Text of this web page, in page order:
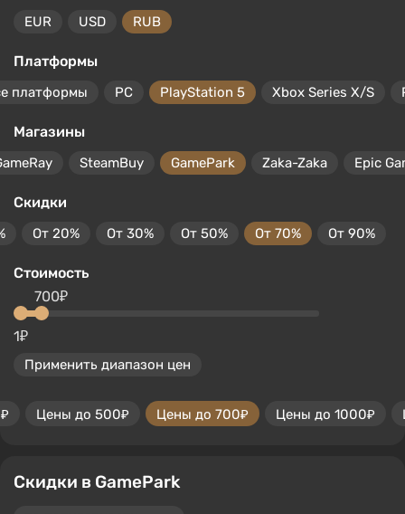
EUR USD RUB
Платформы
платформы PC PlayStation 5 Xbox Series X/S
Магазины
SteamBuy GamePark Zaka-Zaka Epic
Скидки
От 20% От 30% От 50% От 70% От 90%
Стоимость
1₽
700₽
Применить диапазон цен
Цены до 500₽ Цены до 700₽ Цены до 1000₽
Скидки в GamePark